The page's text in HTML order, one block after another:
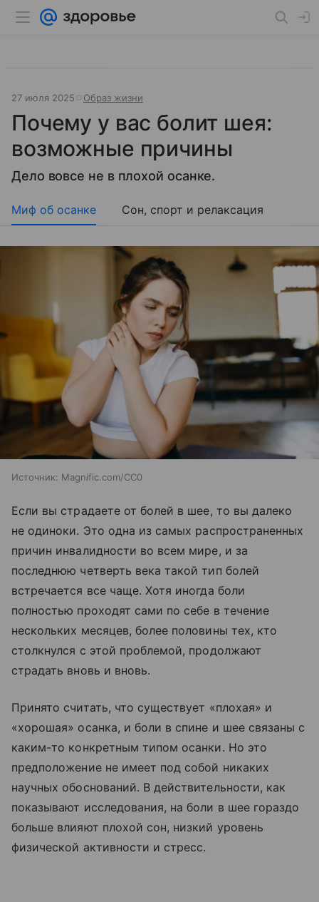
27 июля 2025 Образ жизни
Почему у вас болит шея:
возможные причины
Дело вовсе не в плохой осанке.
Миф об осанке Сон, спорт и релаксация
Источник: Magnific.com/CC0
Если вы страдаете от болей в шее, то вы далеко
не одиноки. Это одна из самых распространенных
причин инвалидности во всем мире, и за
последнюю четверть века такой тип болей
встречается все чаще. Хотя иногда боли
полностью проходят сами по себе в течение
нескольких месяцев, более половины тех, кто
столкнулся с этой проблемой, продолжают
страдать вновь и вновь.
Принято считать, что существует «плохая» и
«хорошая» осанка, и боли в спине и шее связаны с
каким-то конкретным типом осанки. Но это
предположение не имеет под собой никаких
научных обоснований. В действительности, как
показывают исследования, на боли в шее гораздо
больше влияют плохой сон, низкий уровень
физической активности и стресс.